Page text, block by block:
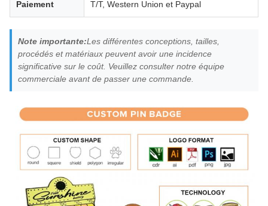
Paiement T/T, Western Union et Paypal
Note importante:Les différentes conceptions, tailles,
procédés et matériaux peuvent avoir une incidence
significative sur le coût. Veuillez consulter notre équipe
commerciale avant de passer une commande.